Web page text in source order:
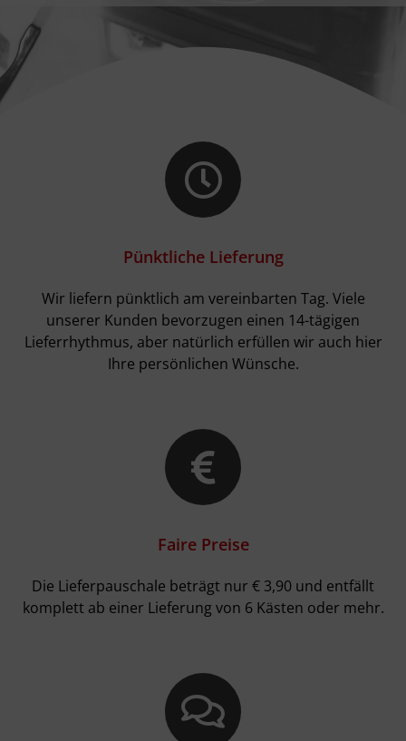
Pünktliche Lieferung
Wir liefern pünktlich am vereinbarten Tag. Viele
unserer Kunden bevorzugen einen 14-tägigen
Lieferrhythmus, aber natürlich erfüllen wir auch hier
Ihre persönlichen Wünsche.
Faire Preise
Die Lieferpauschale beträgt nur € 3,90 und entfällt
komplett ab einer Lieferung von 6 Kästen oder mehr.